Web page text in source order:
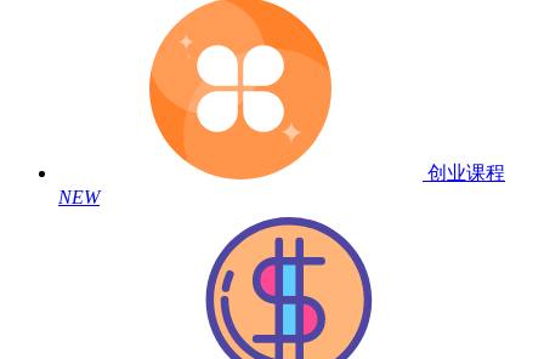
创业课程
NEW